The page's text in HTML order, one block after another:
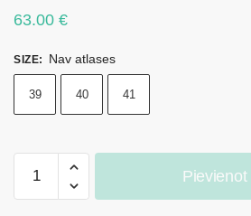
63.00 €
SIZE: Nav atlases
39 40 41
Pievienot